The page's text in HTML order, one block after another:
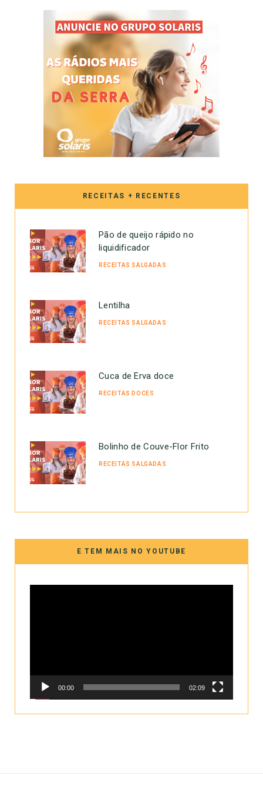
RECEITAS + RECENTES
Pão de queijo rápido no
liquidificador
RECEITAS SALGADAS
Lentilha
RECEITAS SALGADAS
Cuca de Erva doce
RECEITAS DOCES
Bolinho de Couve-Flor Frito
RECEITAS SALGADAS
E TEM MAIS NO YOUTUBE
00:00 02:09